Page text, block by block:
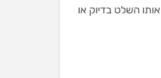
השלט בדיוק או